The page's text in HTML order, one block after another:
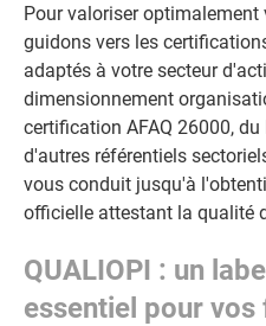
Pour valoriser
guidons vers les
adaptés à votre secteur
dimensionnement
certification AFAQ 26000, du
d'autres référentiels
vous conduit jusqu'à
officielle attestant la qualité
QUALIOPI : un
essentiel pour